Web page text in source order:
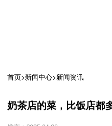
首页>新闻中心>新闻资讯
奶茶店的菜，比饭店都